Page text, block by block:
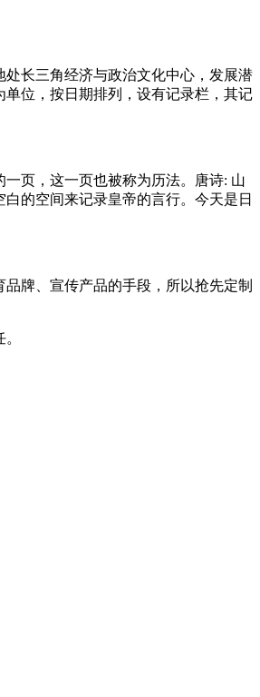
地处长三角经济与政治文化中心，发展潜
，按日期排列，设有记录栏，其记
页，这一页也被称为历法。唐诗: 山
空白的空间来记录皇帝的言行。今天是日
、宣传产品的手段，所以抢先定制